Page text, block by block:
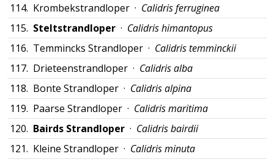
114. Krombekstrandloper · Calidris ferruginea
115. Steltstrandloper · Calidris himantopus
116. Temmincks Strandloper · Calidris temminckii
117. Drieteenstrandloper · Calidris alba
118. Bonte Strandloper · Calidris alpina
119. Paarse Strandloper · Calidris maritima
120. Bairds Strandloper · Calidris bairdii
121. Kleine Strandloper · Calidris minuta